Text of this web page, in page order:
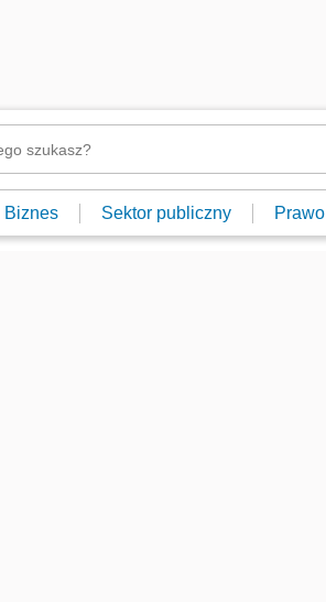
Biznes Sektor publiczny Prawo